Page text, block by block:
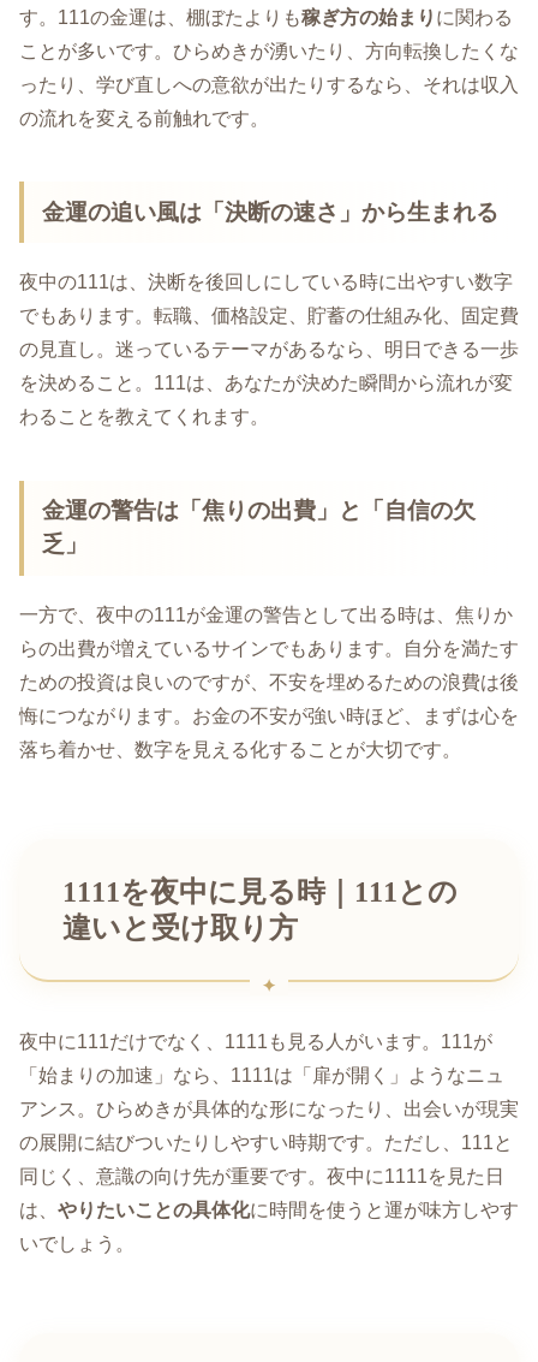
す。111の金運は、棚ぼたよりも稼ぎ方の始まり に関わる
ことが多いです。ひらめきが湧いたり、方向転換したくな
ったり、学び直しへの意欲が出たりするなら、それは収入
の流れを変える前触れです。
金運の追い風は「決断の速さ」から生まれる
夜中の111は、決断を後回しにしている時に出やすい数字
でもあります。転職、価格設定、貯蓄の仕組み化、固定費
の見直し。迷っているテーマがあるなら、明日できる一歩
を決めること。111は、あなたが決めた瞬間から流れが変
わることを教えてくれます。
金運の警告は「焦りの出費」と「自信の欠
乏」
一方で、夜中の111が金運の警告として出る時は、焦りか
らの出費が増えているサインでもあります。自分を満たす
ための投資は良いのですが、不安を埋めるための浪費は後
悔につながります。お金の不安が強い時ほど、まずは心を
落ち着かせ、数字を見える化することが大切です。
1111を夜中に見る時｜111との
違いと受け取り方
夜中に111だけでなく、1111も見る人がいます。111が
「始まりの加速」なら、1111は「扉が開く」ようなニュ
アンス。ひらめきが具体的な形になったり、出会いが現実
の展開に結びついたりしやすい時期です。ただし、111と
同じく、意識の向け先が重要です。夜中に1111を見た日
は、 やりたいことの具体化に時間を使うと運が味方しやす
いでしょう。